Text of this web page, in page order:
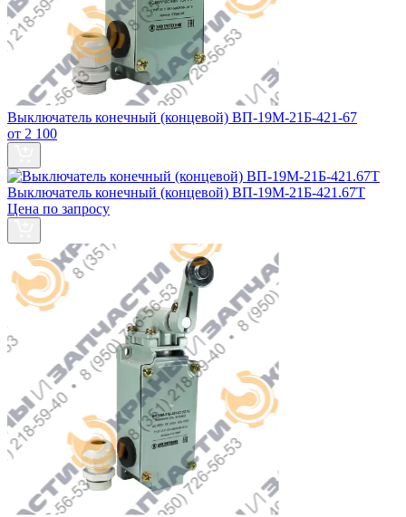
Выключатель конечный (концевой) ВП-19М-21Б-421-67
от 2 100
Выключатель конечный (концевой) ВП-19М-21Б-421.67Т
Цена по запросу